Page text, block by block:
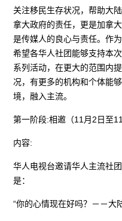
关注移民生存状况，帮助大
拿大政府的责任，更是加拿
是传媒人的良心与责任。作
希望各华人社团能够支持本
系列活动，在更大的范围内
况，有更多的机构和个体能
境，融入主流。
第一阶段:相邀（11月2日至11
内容:
华人电视台邀请华人主流社
是：
“你的心情现在好吗？－－大